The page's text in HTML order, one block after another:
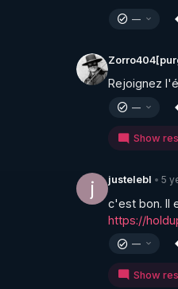
—
Rejoignez
—
Show
j justelebl • 5
https://
—
Show